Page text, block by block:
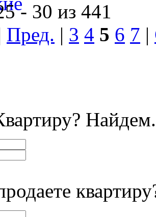
- 30 из 441
Пред. | 3 4 5 6 7 |